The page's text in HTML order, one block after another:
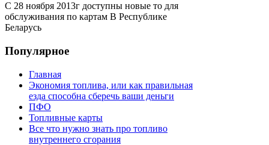
С 28 ноября 2013г доступны новые то для
обслуживания по картам В Республике
Беларусь
Популярное
Главная
Экономия топлива, или как правильная
езда способна сберечь ваши деньги
ПФО
Топливные карты
Все что нужно знать про топливо
внутреннего сгорания